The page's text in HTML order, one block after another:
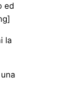
ed
la